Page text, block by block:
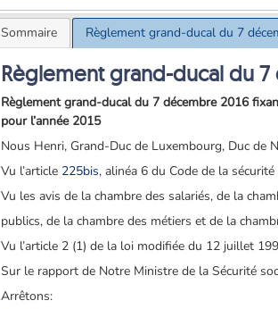
Sommaire Règlement grand-ducal du 7
Règlement grand-ducal du 7
Règlement grand-ducal du 7 décembre 2016
pour l’année 2015
Nous Henri, Grand-Duc de Luxembourg, Duc de
Vu l’article 225bis, alinéa 6 du Code de la sécurité
Vu les avis de la chambre des salariés, de la
publics, de la chambre des métiers et de la
Vu l’article 2 (1) de la loi modifiée du 12 juillet
Sur le rapport de Notre Ministre de la Sécurité
Arrêtons: